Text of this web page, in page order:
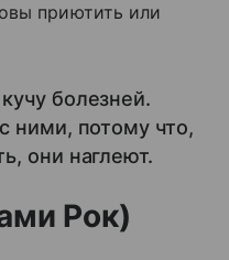
приютить или
болезней.
ними, потому что,
они наглеют.
Рок)